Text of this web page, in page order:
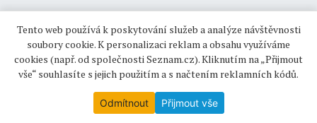
© 1999-2026OPTIMUS s.r.o.
Tento web používá k poskytování služeb a analýze návštěvnosti
soubory cookie. K personalizaci reklam a obsahu využíváme
cookies (např. od společnosti Seznam.cz). Kliknutím na „Přijmout
vše“ souhlasíte s jejich použitím a s načtením reklamních kódů.
Odmítnout Přijmout vše